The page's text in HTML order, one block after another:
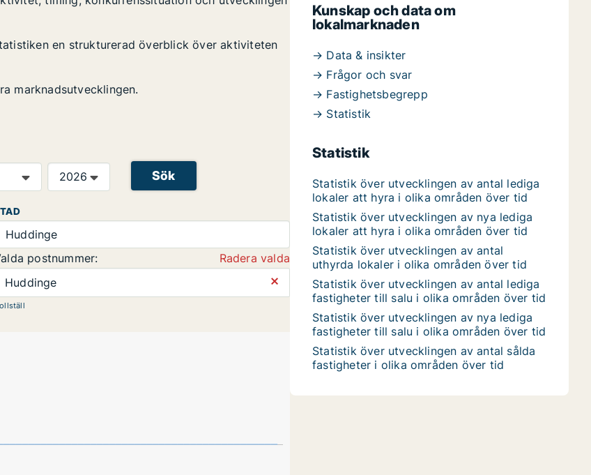
en strukturerad överblick över aktiviteten
marknadsutvecklingen.
Sök
Huddinge
postnummer:
Radera valda
Huddinge
⨯
Kunskap och data om
lokalmarknaden
→ Data & insikter
→ Frågor och svar
→ Fastighetsbegrepp
→ Statistik
Statistik
Statistik över utvecklingen av antal lediga
lokaler att hyra i olika områden över tid
Statistik över utvecklingen av nya lediga
lokaler att hyra i olika områden över tid
Statistik över utvecklingen av antal
uthyrda lokaler i olika områden över tid
Statistik över utvecklingen av antal lediga
fastigheter till salu i olika områden över tid
Statistik över utvecklingen av nya lediga
fastigheter till salu i olika områden över tid
Statistik över utvecklingen av antal sålda
fastigheter i olika områden över tid